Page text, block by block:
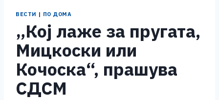
ВЕСТИ | ПО ДОМА
„Кој лаже за пругата,
Мицкоски или
Кочоска“, прашува
СДСМ